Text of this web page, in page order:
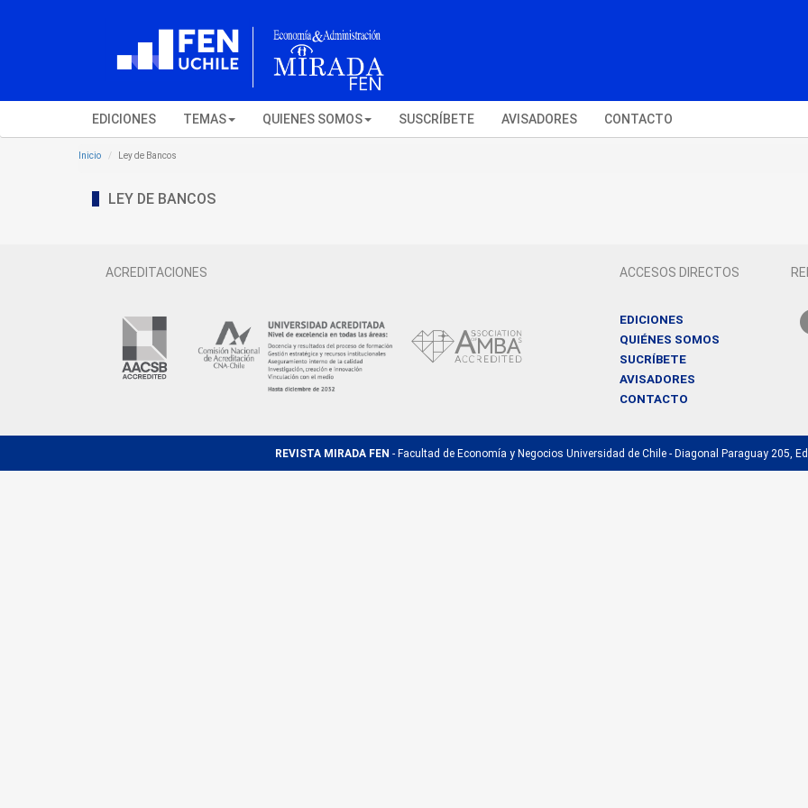
EDICIONES TEMAS QUIENES SOMOS SUSCRÍBETE AVISADORES CONTACTO
Inicio Ley de Bancos
LEY DE BANCOS
ACREDITACIONES ACCESOS DIRECTOS
EDICIONES
QUIÉNES SOMOS
SUCRÍBETE
AVISADORES
CONTACTO
REVISTA MIRADA FEN - Facultad de Economía y Negocios Universidad de Chile - Diagonal Paraguay 205,